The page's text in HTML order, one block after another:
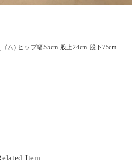
ム) ヒップ幅55cm 股上24cm 股下75cm
Item